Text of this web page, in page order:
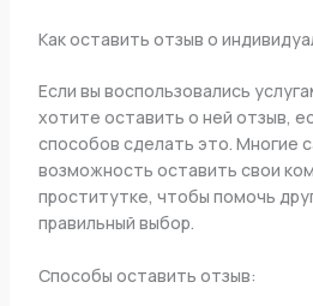
Как оставить отзыв о
Если вы воспользовались
хотите оставить о ней отзыв,
способов сделать это. Многие
возможность оставить свои
проститутке, чтобы помочь
правильный выбор.
Способы оставить отзыв: